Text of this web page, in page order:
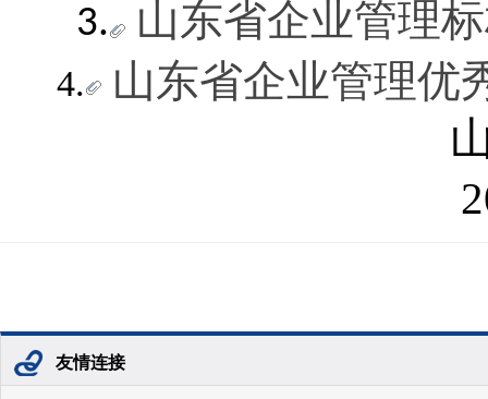
3. 山东省企业管理
4. 山东省企业管理优
山东省企
2024年
友情连接